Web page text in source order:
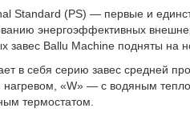
Standard (PS) — первые и
энергоэффективных
завес Ballu Machine подняты
в себя серию завес средней
«W» — с водяным
термостатом.